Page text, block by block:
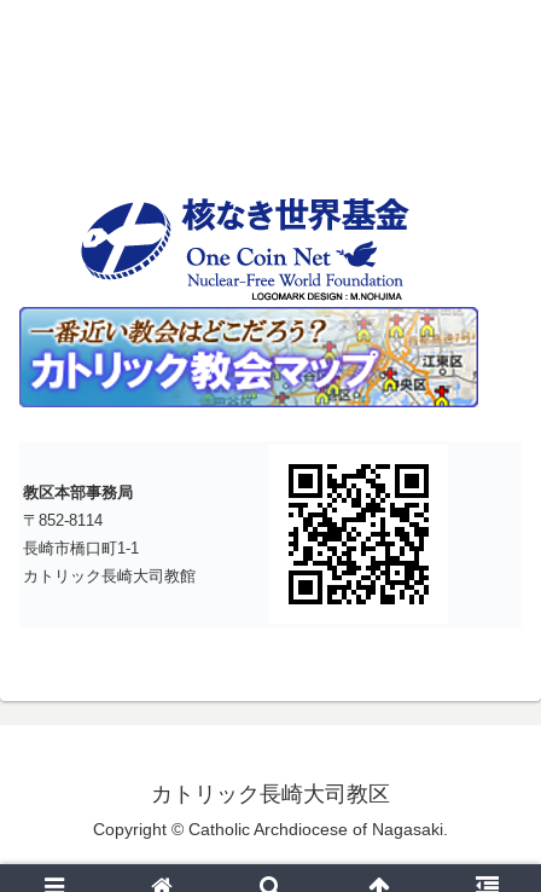
教区本部事務局
〒852-8114
長崎市橋口町1-1
カトリック長崎大司教館
カトリック長崎大司教区
Copyright © Catholic Archdiocese of Nagasaki.